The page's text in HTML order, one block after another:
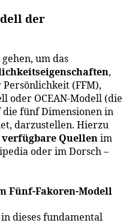
der
um das
,
(FFM),
oder OCEAN-Modell (die
die fünf Dimensionen in
darzustellen. Hierzu
Quellenim
oder im Dorsch –
Fünf-Fakoren-Modell
dieses fundamental